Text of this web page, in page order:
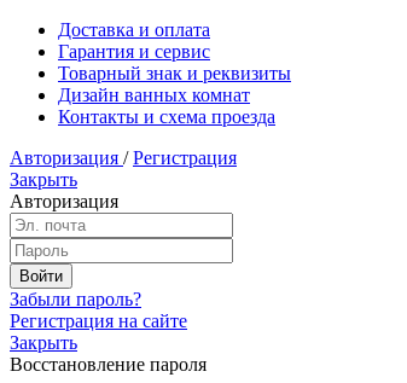
Доставка и оплата
Гарантия и сервис
Товарный знак и реквизиты
Дизайн ванных комнат
Контакты и схема проезда
Авторизация / Регистрация
Закрыть
Авторизация
Забыли пароль?
Регистрация на сайте
Закрыть
Восстановление пароля